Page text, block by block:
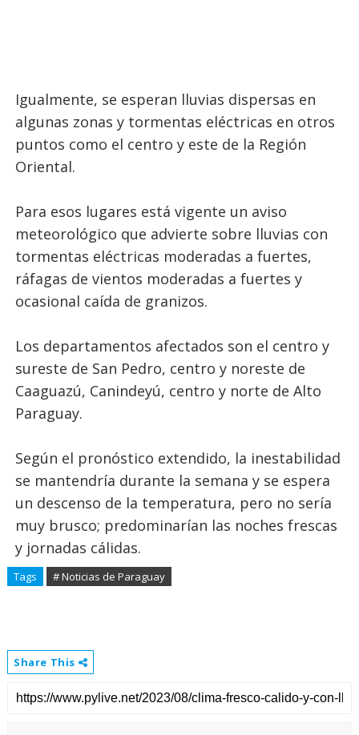
Igualmente, se esperan lluvias dispersas en
algunas zonas y tormentas eléctricas en otros
puntos como el centro y este de la Región
Oriental.
Para esos lugares está vigente un aviso
meteorológico que advierte sobre lluvias con
tormentas eléctricas moderadas a fuertes,
ráfagas de vientos moderadas a fuertes y
ocasional caída de granizos.
Los departamentos afectados son el centro y
sureste de San Pedro, centro y noreste de
Caaguazú, Canindeyú, centro y norte de Alto
Paraguay.
Según el pronóstico extendido, la inestabilidad
se mantendría durante la semana y se espera
un descenso de la temperatura, pero no sería
muy brusco; predominarían las noches frescas
y jornadas cálidas.
Tags # Noticias de Paraguay
Share This